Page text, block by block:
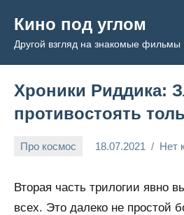
содержимому
Кино под углом
Другой взгляд на знакомые фильмы
Хроники Риддика:
противостоять
Про космос 18.07.2021
Admin
Нет
Вторая часть трилогии явно
всех. Это далеко не простой